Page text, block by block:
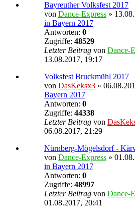
Bayreuther Volksfest 2017
von Dance-Express »
in Bayern 2017
Antworten: 0
Zugriffe: 48529
Letzter Beitrag von Dance-
13.08.2017, 19:17
Volksfest Bruckmühl 2017
von DasKeksx3 »
Bayern 2017
Antworten: 0
Zugriffe: 44338
Letzter Beitrag von
06.08.2017, 21:29
Nürnberg-Mögelsdorf -
von Dance-Express »
in Bayern 2017
Antworten: 0
Zugriffe: 48997
Letzter Beitrag von Dance-
01.08.2017, 20:41